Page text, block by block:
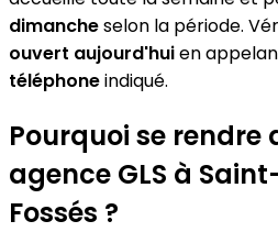
dimancheselon la période.
ouvert aujourd'huien
téléphoneindiqué.
Pourquoi se rendre
agence GLS à
Fossés ?